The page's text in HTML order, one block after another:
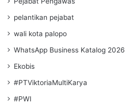
pelantikan pejabat
wali kota palopo
WhatsApp Business Katalog 2026
Ekobis
#PTViktoriaMultiKarya
#PWI